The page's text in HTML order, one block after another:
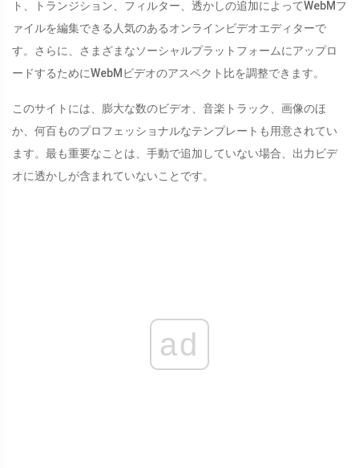
ト、トランジション、フィルター、透かしの追加によってWebMフ
ァイルを編集できる人気のあるオンラインビデオエディターで
す。さらに、さまざまなソーシャルプラットフォームにアップロ
ードするためにWebMビデオのアスペクト比を調整できます。
このサイトには、膨大な数のビデオ、音楽トラック、画像のほ
か、何百ものプロフェッショナルなテンプレートも用意されてい
ます。最も重要なことは、手動で追加していない場合、出力ビデ
オに透かしが含まれていないことです。
ad